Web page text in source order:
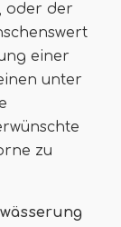
oder der
einer
unter
zu